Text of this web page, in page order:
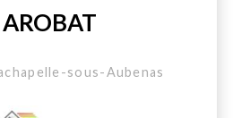
AROBAT
sous-Aubenas